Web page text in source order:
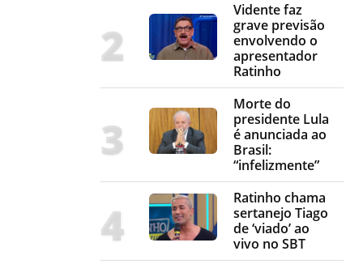
Vidente faz
grave previsão
envolvendo o
apresentador
Ratinho
Morte do
presidente Lula
é anunciada ao
Brasil:
“infelizmente”
Ratinho chama
sertanejo Tiago
de ‘viado’ ao
vivo no SBT